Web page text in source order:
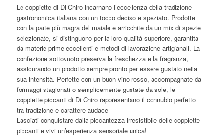
Le coppiette di Di Chiro incarnano l’eccellenza della tradizione
gastronomica italiana con un tocco deciso e speziato. Prodotte
con la parte più magra del maiale e arricchite da un mix di spezie
selezionate, si distinguono per la loro qualità superiore, garantita
da materie prime eccellenti e metodi di lavorazione artigianali. La
confezione sottovuoto preserva la freschezza e la fragranza,
assicurando un prodotto sempre pronto per essere gustato nella
sua intensità. Perfette con un buon vino rosso, accompagnate da
formaggi stagionati o semplicemente gustate da sole, le
coppiette piccanti di Di Chiro rappresentano il connubio perfetto
tra tradizione e carattere audace.
Lasciati conquistare dalla piccantezza irresistibile delle coppiette
piccanti e vivi un’esperienza sensoriale unica!